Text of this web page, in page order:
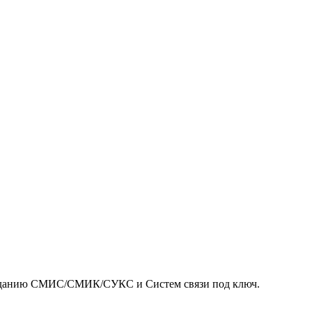
СМИС/СМИК/СУКС и Систем связи под ключ.